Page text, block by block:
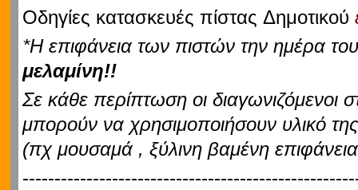
Οδηγίες κατασκευές πίστας Δημοτικού
*Η επιφάνεια των πιστών την ημέρα
μελαμίνη!!
Σε κάθε περίπτωση οι διαγωνιζόμενοι
μπορούν να χρησιμοποιήσουν υλικό
(πχ μουσαμά , ξύλινη βαμένη